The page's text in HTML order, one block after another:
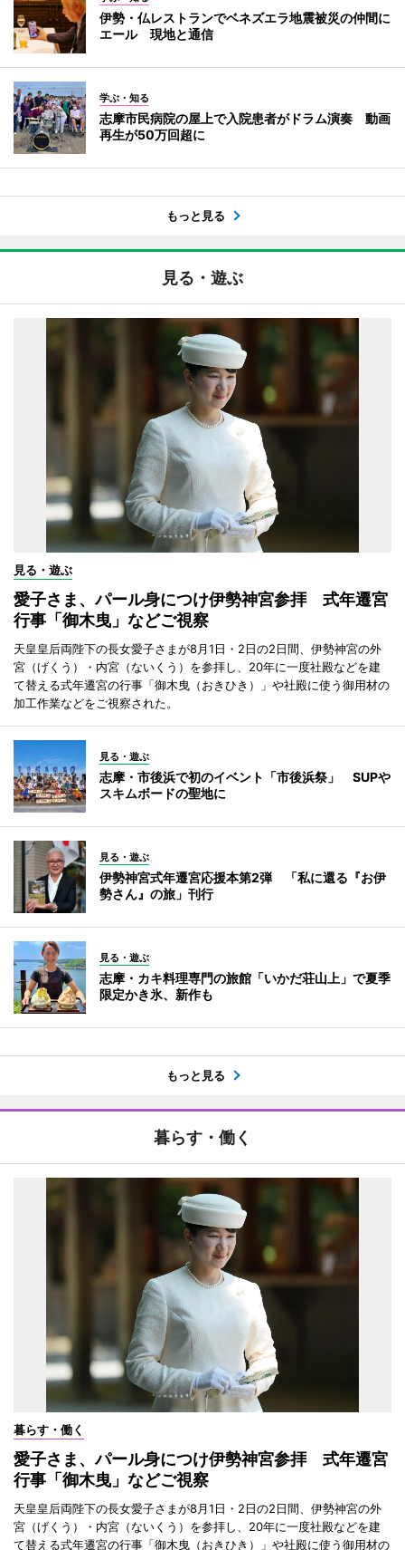
伊勢・仏レストランでベネズエラ地震被災の仲間に
エール 現地と通信
学ぶ・知る
志摩市民病院の屋上で入院患者がドラム演奏 動画
再生が50万回超に
もっと見る
見る・遊ぶ
見る・遊ぶ
愛子さま、パール身につけ伊勢神宮参拝 式年遷宮
行事「御木曳」などご視察
天皇皇后両陛下の長女愛子さまが8月1日・2日の2日間、伊勢神宮の外
宮（げくう）・内宮（ないくう）を参拝し、20年に一度社殿などを建
て替える式年遷宮の行事「御木曳（おきひき）」や社殿に使う御用材の
加工作業などをご視察された。
見る・遊ぶ
志摩・市後浜で初のイベント「市後浜祭」 SUPや
スキムボードの聖地に
見る・遊ぶ
伊勢神宮式年遷宮応援本第2弾 「私に還る『お伊
勢さん』の旅」刊行
見る・遊ぶ
志摩・カキ料理専門の旅館「いかだ荘山上」で夏季
限定かき氷、新作も
もっと見る
暮らす・働く
暮らす・働く
愛子さま、パール身につけ伊勢神宮参拝 式年遷宮
行事「御木曳」などご視察
天皇皇后両陛下の長女愛子さまが8月1日・2日の2日間、伊勢神宮の外
宮（げくう）・内宮（ないくう）を参拝し、20年に一度社殿などを建
て替える式年遷宮の行事「御木曳（おきひき）」や社殿に使う御用材の